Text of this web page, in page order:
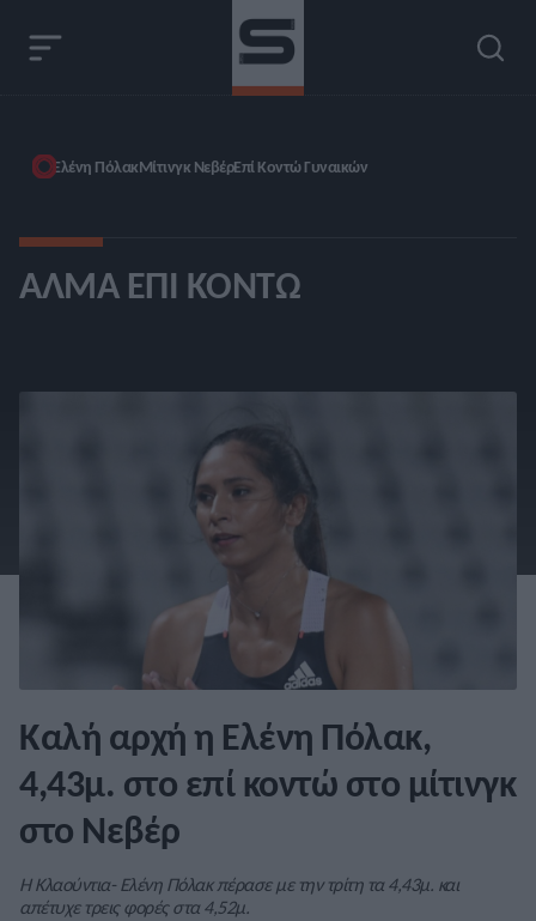
Ελένη ΠόλακΜίτινγκ ΝεβέρΕπί Κοντώ Γυναικών
ΆΛΜΑ ΕΠΊ ΚΟΝΤΏ
Καλή αρχή η Ελένη Πόλακ,
4,43μ. στο επί κοντώ στο μίτινγκ
στο Νεβέρ
Η Κλαούντια- Ελένη Πόλακ πέρασε με την τρίτη τα 4,43μ. και
απέτυχε τρεις φορές στα 4,52μ.